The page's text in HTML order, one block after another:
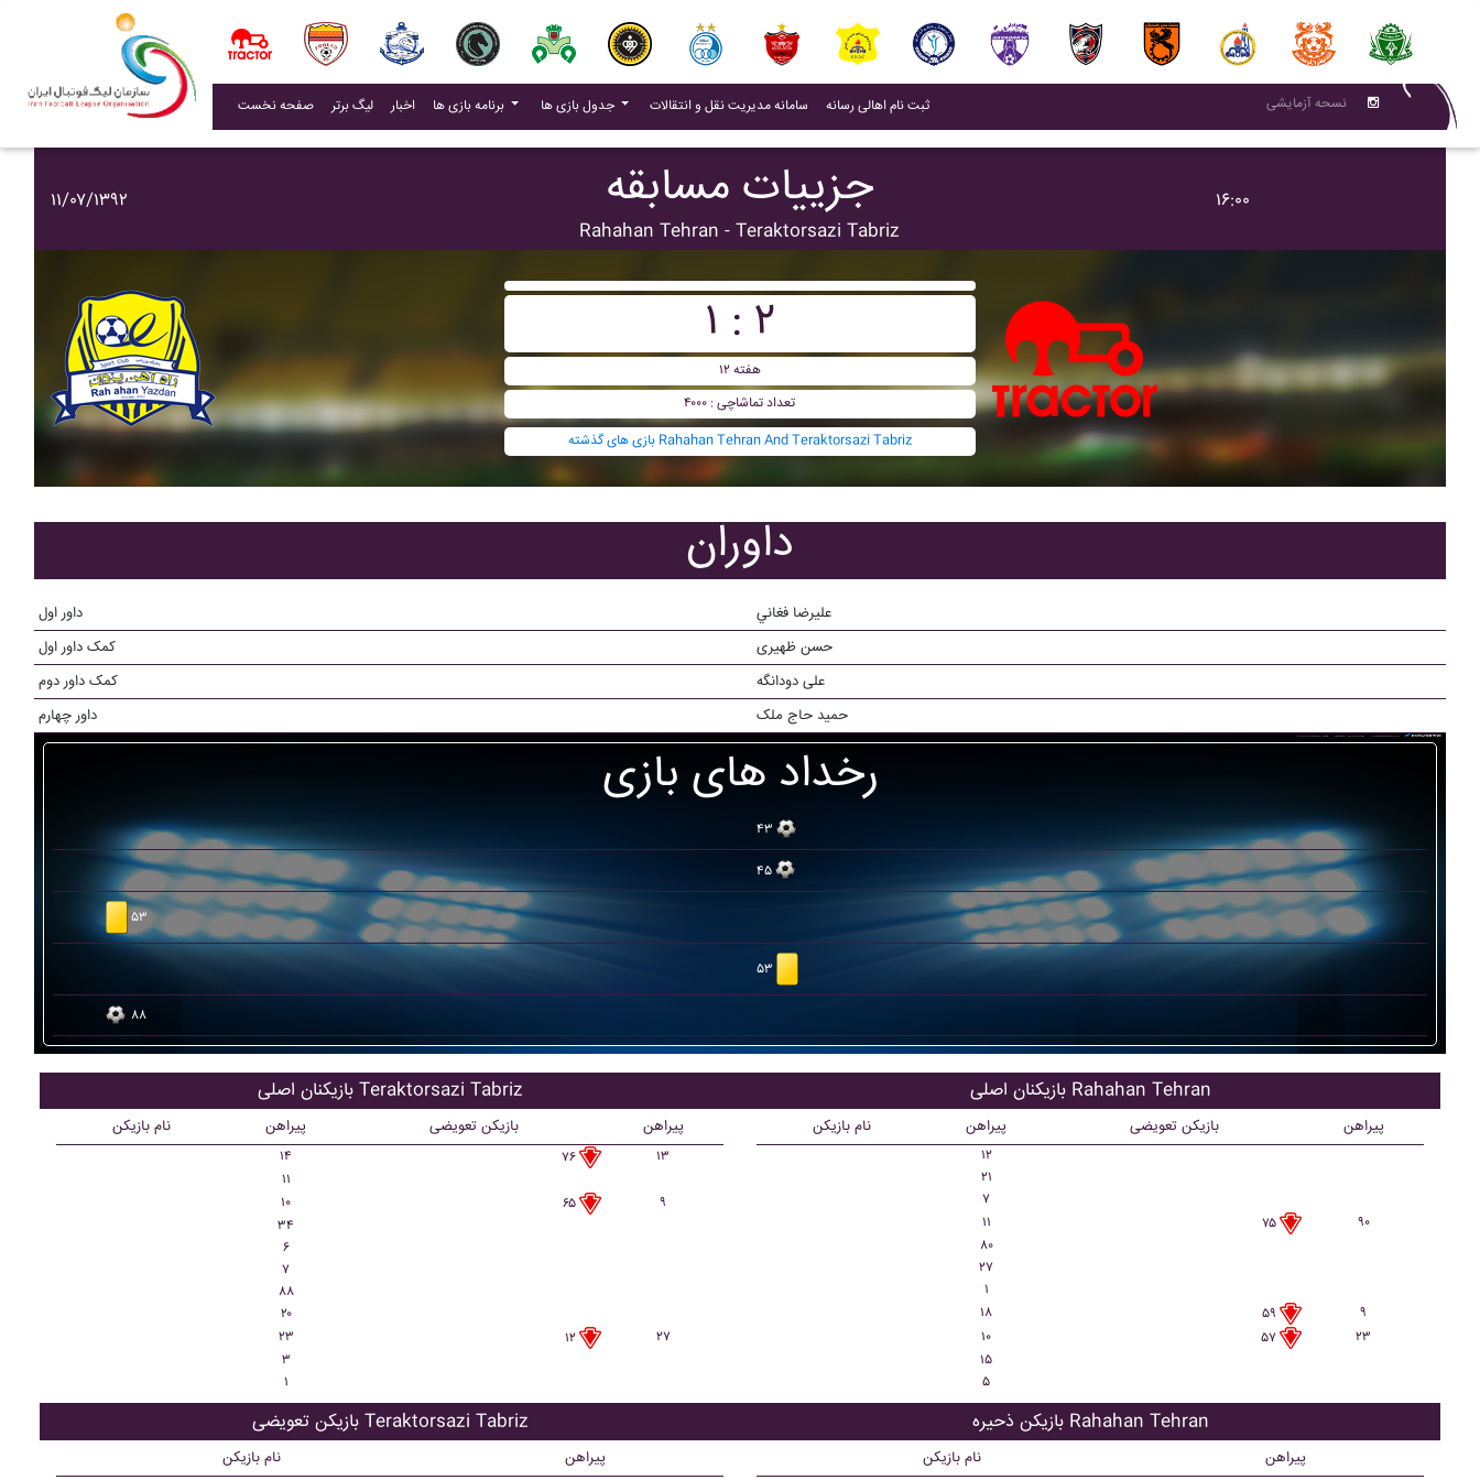
صفحه نخست لیگ برتر اخبار(current) برنامه بازی ها جدول بازی ها سامانه مدیریت نقل و انتقالات (current)
ثبت نام اهالی رسانه(current) نسحه آزمایشی
۱۱/۰۷/۱۳۹۲ جزییات مسابقه
Rahahan Tehran - Teraktorsazi Tabriz
۱۶:۰۰
۱ : ۲
هفته ۱۲
تعداد تماشاچی : ۴۰۰۰
بازی های گذشته Rahahan Tehran And Teraktorsazi Tabriz
داوران
داور اول
عليرضا فغاني
کمک داور اول
حسن ظهیری
کمک داور دوم
علی دودانگه
داور چهارم
حمید حاج ملک
رخداد های بازی
۴۳
۴۵
۵۳
۵۳
۸۸
بازیکنان اصلی Teraktorsazi Tabriz
نام بازیکن پیراهن بازیکن تعویضی پیراهن
۱۴ ۷۶
۱۳
۱۱
۱۰
۶۵
۹
۳۴
۶
۷
۸۸
۲۰
۲۳
۱۲
۲۷
۳
۱
بازیکن تعویضی Teraktorsazi Tabriz
نام بازیکن پیراهن
بازیکنان اصلی Rahahan Tehran
نام بازیکن پیراهن بازیکن تعویضی پیراهن
۱۲
۲۱
۷
۱۱
۷۵
۹۰
۸۰
۲۷
۱
۱۸
۵۹
۹
۱۰
۵۷
۲۳
۱۵
۵
بازیکن ذحیره Rahahan Tehran
نام بازیکن پیراهن